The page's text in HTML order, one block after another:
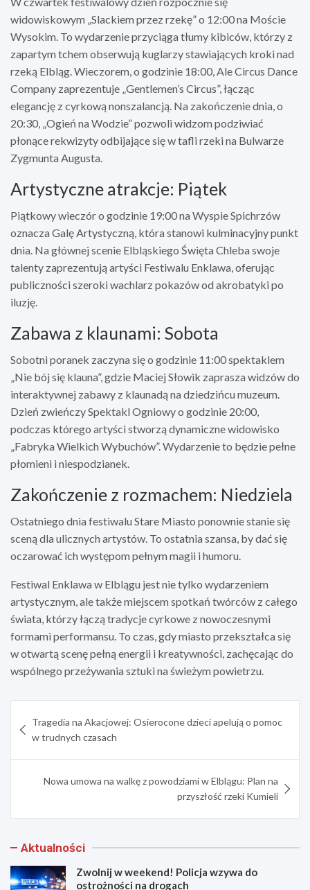
widowiskowym „Slackiem przez rzekę” o 12:00 na Moście
Wysokim. To wydarzenie przyciąga tłumy kibiców, którzy z
zapartym tchem obserwują kuglarzy stawiających kroki nad
rzeką Elbląg. Wieczorem, o godzinie 18:00, Ale Circus Dance
Company zaprezentuje „Gentlemen’s Circus”, łącząc
elegancję z cyrkową nonszalancją. Na zakończenie dnia, o
20:30, „Ogień na Wodzie” pozwoli widzom podziwiać
płonące rekwizyty odbijające się w tafli rzeki na Bulwarze
Zygmunta Augusta.
Artystyczne atrakcje: Piątek
Piątkowy wieczór o godzinie 19:00 na Wyspie Spichrzów
oznacza Galę Artystyczną, która stanowi kulminacyjny punkt
dnia. Na głównej scenie Elbląskiego Święta Chleba swoje
talenty zaprezentują artyści Festiwalu Enklawa, oferując
publiczności szeroki wachlarz pokazów od akrobatyki po
iluzję.
Zabawa z klaunami: Sobota
Sobotni poranek zaczyna się o godzinie 11:00 spektaklem
„Nie bój się klauna”, gdzie Maciej Słowik zaprasza widzów do
interaktywnej zabawy z klaunadą na dziedzińcu muzeum.
Dzień zwieńczy Spektakl Ogniowy o godzinie 20:00,
podczas którego artyści stworzą dynamiczne widowisko
„Fabryka Wielkich Wybuchów”. Wydarzenie to będzie pełne
płomieni i niespodzianek.
Zakończenie z rozmachem: Niedziela
Ostatniego dnia festiwalu Stare Miasto ponownie stanie się
sceną dla ulicznych artystów. To ostatnia szansa, by dać się
oczarować ich występom pełnym magii i humoru.
Festiwal Enklawa w Elblągu jest nie tylko wydarzeniem
artystycznym, ale także miejscem spotkań twórców z całego
świata, którzy łączą tradycje cyrkowe z nowoczesnymi
formami performansu. To czas, gdy miasto przekształca się
w otwartą scenę pełną energii i kreatywności, zachęcając do
wspólnego przeżywania sztuki na świeżym powietrzu.
wpisu
Tragedia na Akacjowej: Osierocone dzieci apelują o pomoc
w trudnych czasach
Nowa umowa na walkę z powodziami w Elblągu: Plan na
przyszłość rzeki Kumieli
Aktualności
Zwolnij w weekend! Policja wzywa do
ostrożności na drogach